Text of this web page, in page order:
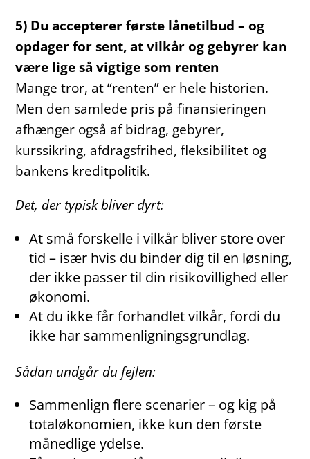
5) Du accepterer første lånetilbud – og
opdager for sent, at vilkår og gebyrer kan
være lige så vigtige som renten
Mange tror, at “renten” er hele historien.
Men den samlede pris på finansieringen
afhænger også af bidrag, gebyrer,
kurssikring, afdragsfrihed, fleksibilitet og
bankens kreditpolitik.
Det, der typisk bliver dyrt:
At små forskelle i vilkår bliver store over
tid – især hvis du binder dig til en løsning,
der ikke passer til din risikovillighed eller
økonomi.
At du ikke får forhandlet vilkår, fordi du
ikke har sammenligningsgrundlag.
Sådan undgår du fejlen:
Sammenlign flere scenarier – og kig på
totaløkonomien, ikke kun den første
månedlige ydelse.